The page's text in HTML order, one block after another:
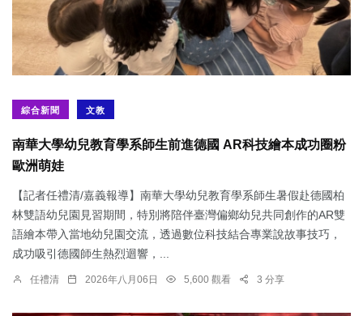
綜合新聞 文教
南華大學幼兒教育學系師生前進德國 AR科技繪本成功圈粉
歐洲萌娃
【記者任禮清/嘉義報導】南華大學幼兒教育學系師生暑假赴德國柏
林雙語幼兒園見習期間，特別將陪伴臺灣偏鄉幼兒共同創作的AR雙
語繪本帶入當地幼兒園交流，透過數位科技結合專業說故事技巧，
成功吸引德國師生熱烈迴響，...
任禮清 2026年八月06日 5,600 觀看 3 分享